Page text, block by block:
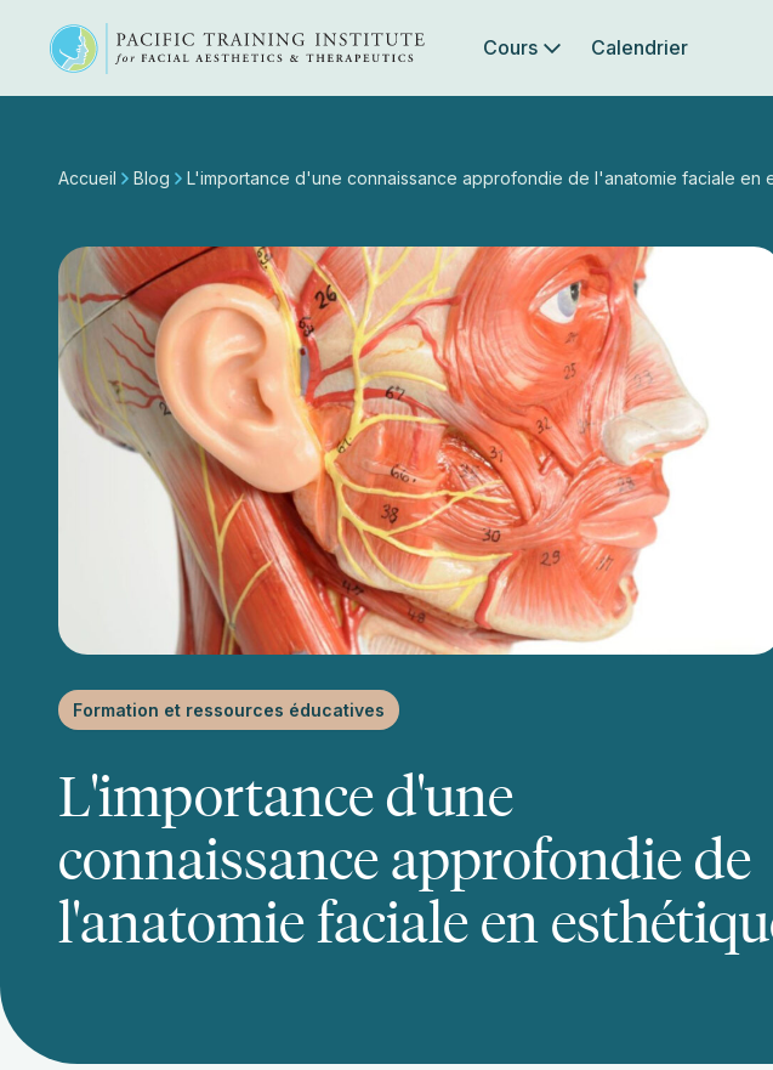
content
Cours Calendrier
Accueil Blog L'importance d'une connaissance approfondie de l'anatomie faciale en
Formation et ressources éducatives
L'importance d'une
connaissance approfondie de
l'anatomie faciale en